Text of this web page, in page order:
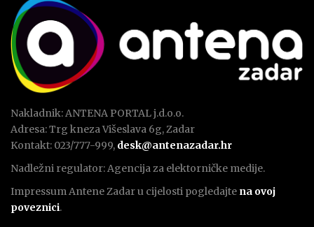
Nakladnik: ANTENA PORTAL j.d.o.o.
Adresa: Trg kneza Višeslava 6g, Zadar
Kontakt: 023/777-999, desk@antenazadar.hr
Nadležni regulator: Agencija za elektorničke medije.
Impressum Antene Zadar u cijelosti pogledajte na ovoj
poveznici.